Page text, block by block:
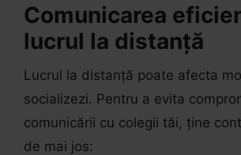
Comunicarea
lucrul la distanță
Lucrul la distanță poate afecta
socializezi. Pentru a evita
comunicării cu colegii tăi, ține
de mai jos: